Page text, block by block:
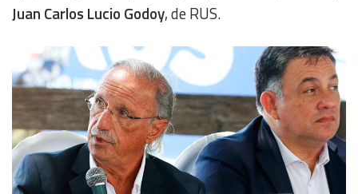
Juan Carlos Lucio Godoy, de RUS.